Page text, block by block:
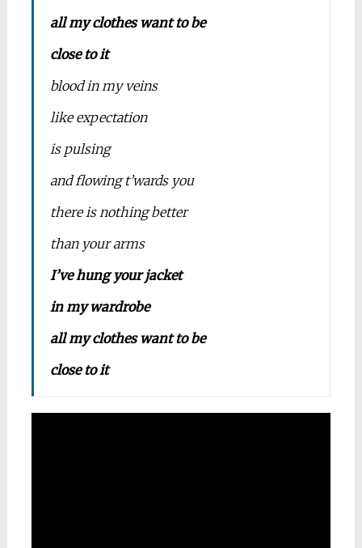
all my clothes want to be
close to it
blood in my veins
like expectation
is pulsing
and flowing t’wards you
there is nothing better
than your arms
I’ve hung your jacket
in my wardrobe
all my clothes want to be
close to it